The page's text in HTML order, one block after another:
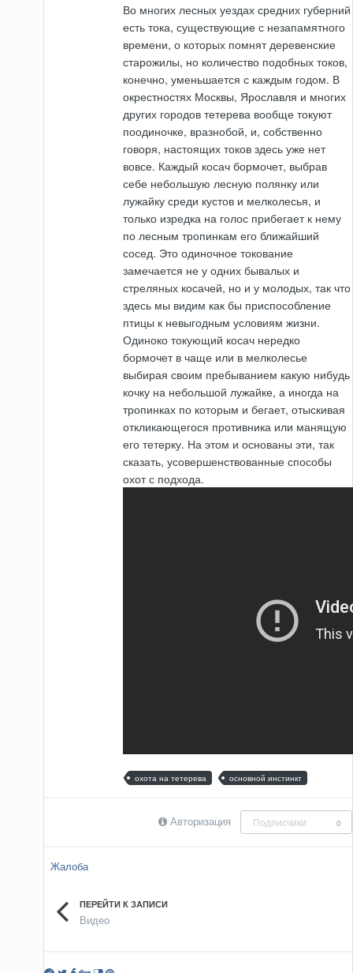
Во многих лесных уездах средних губерний
есть тока, существующие с незапамятного
времени, о которых помнят деревенские
старожилы, но количество подобных токов,
конечно, уменьшается с каждым годом. В
окрестностях Москвы, Ярославля и многих
других городов тетерева вообще токуют
поодиночке, вразнобой, и, собственно
говоря, настоящих токов здесь уже нет
вовсе. Каждый косач бормочет, выбрав
себе небольшую лесную полянку или
лужайку среди кустов и мелколесья, и
только изредка на голос прибегает к нему
по лесным тропинкам его ближайший
сосед. Это одиночное токование
замечается не у одних бывалых и
стреляных косачей, но и у молодых, так что
здесь мы видим как бы приспособление
птицы к невыгодным условиям жизни.
Одиноко токующий косач нередко
бормочет в чаще или в мелколесье
выбирая своим пребыванием какую нибудь
кочку на небольшой лужайке, а иногда на
тропинках по которым и бегает, отыскивая
откликающегося противника или манящую
его тетерку. На этом и основаны эти, так
сказать, усовершенствованные способы
охот с подхода.
охота на тетерева основной инстинкт
Авторизация Подписчики 0
Жалоба
ПЕРЕЙТИ К ЗАПИСИ
Видео